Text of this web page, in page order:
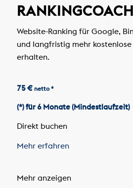
Website-Ranking für Google,
und langfristig mehr kostenlose
erhalten.
75 € netto *
(*) für 6 Monate (Mindestlaufzeit)
Direkt buchen
Mehr erfahren
Mehr anzeigen